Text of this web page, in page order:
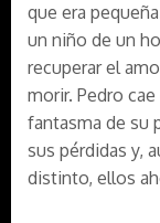
que era
un niño de un
recuperar el
morir. Pedro
fantasma de su
sus pérdidas y,
distinto, ellos